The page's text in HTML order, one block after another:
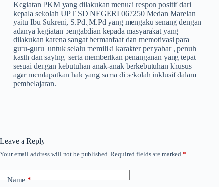
Kegiatan PKM yang dilakukan menuai respon positif dari
kepala sekolah UPT SD NEGERI 067250 Medan Marelan
yaitu Ibu Sukreni, S.Pd.,M.Pd yang mengaku senang dengan
adanya kegiatan pengabdian kepada masyarakat yang
dilakukan karena sangat bermanfaat dan memotivasi para
guru-guru untuk selalu memiliki karakter penyabar , penuh
kasih dan saying serta memberikan penanganan yang tepat
sesuai dengan kebutuhan anak-anak berkebutuhan khusus
agar mendapatkan hak yang sama di sekolah inklusif dalam
pembelajaran.
Leave a Reply
Your email address will not be published. Required fields are marked *
Name*